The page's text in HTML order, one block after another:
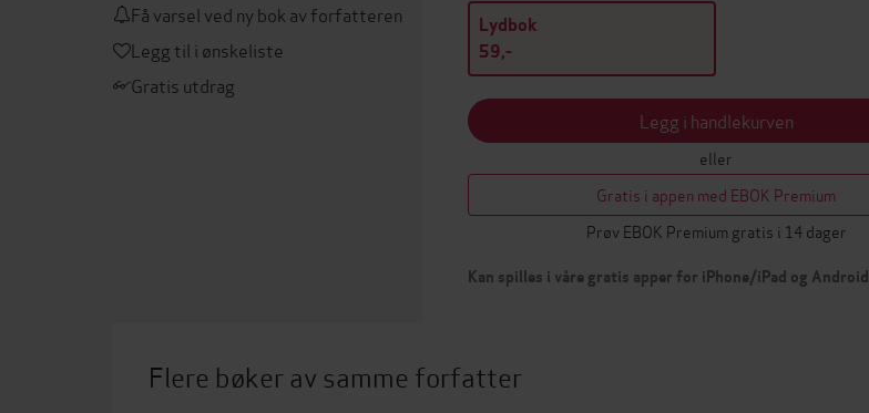
Få varsel ved ny bok av forfatteren
Legg til i ønskeliste
Gratis utdrag
Lydbok
59,-
Legg i handlekurven
eller
Gratis i appen med EBOK Premium
Prøv EBOK Premium gratis i 14 dager
Kan spilles i våre gratis apper for iPhone/iPad og Android
Flere bøker av samme forfatter